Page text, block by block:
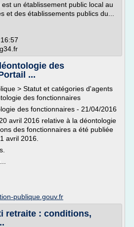
un établissement public local au
et des établissements publics du...
des
...
> Statut et catégories d'agents
des fonctionnaires
des fonctionnaires - 21/04/2016
avril 2016 relative à la déontologie
des fonctionnaires a été publiée
avril 2016.
publique.gouv.fr
retraite : conditions,